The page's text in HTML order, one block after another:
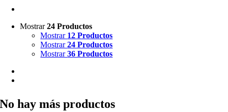
Mostrar24 Productos
Mostrar 12 Productos
Mostrar24 Productos
Mostrar36 Productos
No hay más productos